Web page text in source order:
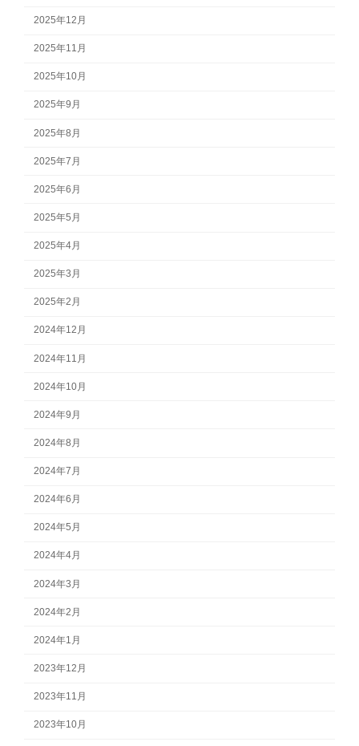
2025年12月
2025年11月
2025年10月
2025年9月
2025年8月
2025年7月
2025年6月
2025年5月
2025年4月
2025年3月
2025年2月
2024年12月
2024年11月
2024年10月
2024年9月
2024年8月
2024年7月
2024年6月
2024年5月
2024年4月
2024年3月
2024年2月
2024年1月
2023年12月
2023年11月
2023年10月